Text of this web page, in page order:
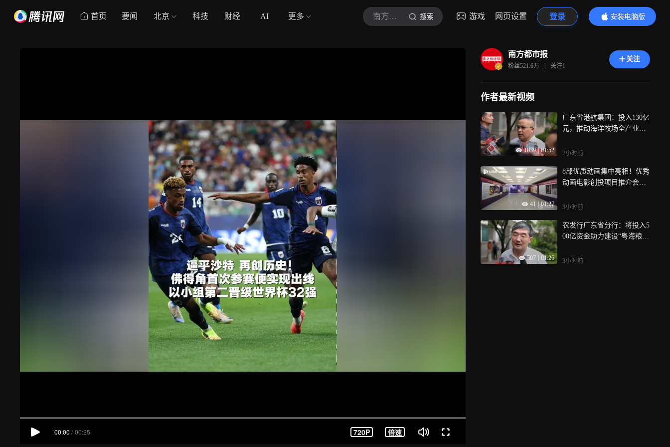
首页 要闻 北京 科技 财经 AI 更多 南方都市报 搜索 游戏 网页设置 登录
安装电脑版
内容更精彩
00:00 / 00:25 720P 倍速
南方都市报
粉丝521.6万 | 关注1
关注
作者最新视频
1039 | 01:52
广东省港航集团：投入130亿
元，推动海洋牧场全产业链
2小时前
41 01:27
8部优质动画集中亮相！优秀
动画电影创投项目推介会落
3小时前
507 01:26
农发行广东省分行：将投入5
00亿资金助力建设“粤海粮
3小时前